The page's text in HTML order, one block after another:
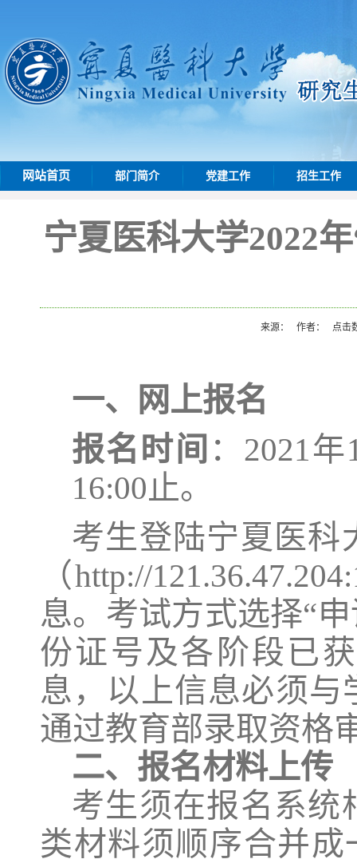
网站首页 部门简介 党建工作 招生工作
宁夏医科大学2022
来源： 作者： 点击
一、网上报名
报名 时间 ： 2021年
16:00止。
考生登陆宁夏医科
（http://
息。 考试方式选择“
份证号及各阶段已
息，以上信息必须
通过教育部录取资格
二、 报名材料上传
考生须在报名系统
类材料须顺序合并成